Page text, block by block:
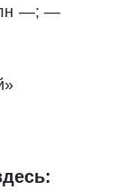
—; —